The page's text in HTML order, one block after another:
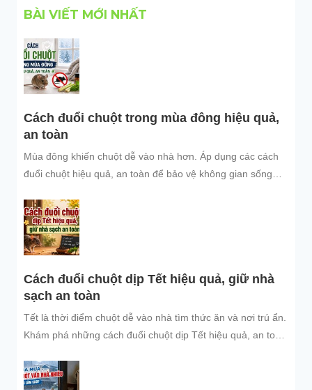
BÀI VIẾT MỚI NHẤT
Cách đuổi chuột trong mùa đông hiệu quả,
an toàn
Mùa đông khiến chuột dễ vào nhà hơn. Áp dụng các cách
đuổi chuột hiệu quả, an toàn để bảo vệ không gian sống
Cách đuổi chuột dịp Tết hiệu quả, giữ nhà
sạch an toàn
Tết là thời điểm chuột dễ vào nhà tìm thức ăn và nơi trú ẩn.
Khám phá những cách đuổi chuột dịp Tết hiệu quả, an toàn
đình và đón năm mới an tâm.